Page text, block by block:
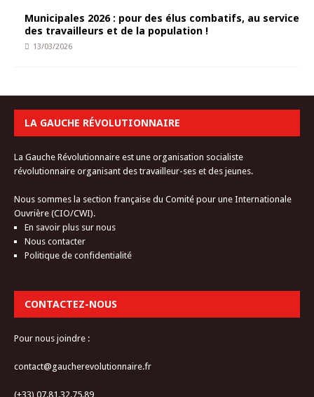
Municipales 2026 : pour des élus combatifs, au service
des travailleurs et de la population !
13/03/2026
LA GAUCHE RÉVOLUTIONNAIRE
La Gauche Révolutionnaire est une organisation socialiste
révolutionnaire organisant des travailleur-ses et des jeunes.
Nous sommes la section française du Comité pour une Internationale
Ouvrière (CIO/CWI).
En savoir plus sur nous
Nous contacter
Politique de confidentialité
CONTACTEZ-NOUS
Pour nous joindre :
contact@gaucherevolutionnaire.fr
(+33) 07.81.32.75.89